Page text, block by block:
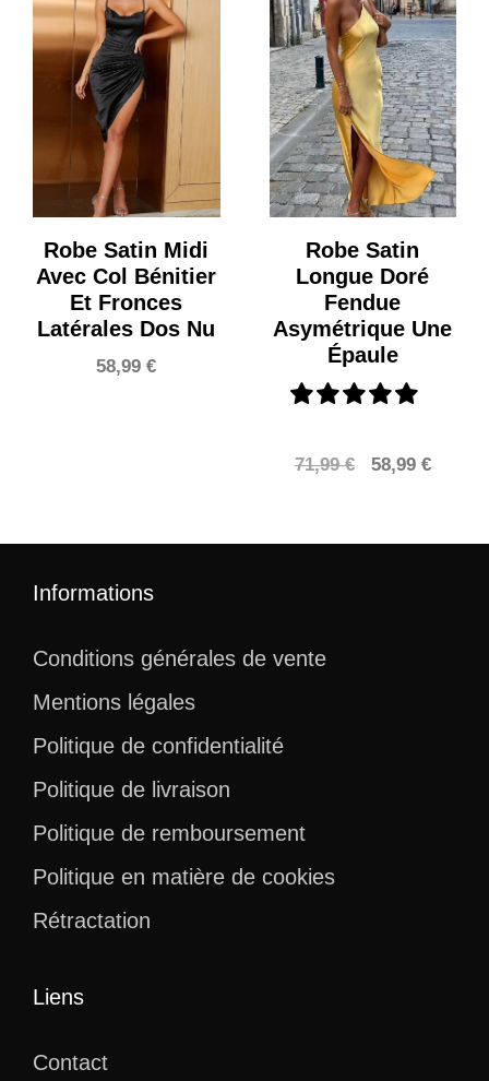
Robe Satin Midi
Avec Col Bénitier
Et Fronces
Latérales Dos Nu
58,99€
Robe Satin
Longue Doré
Fendue
Asymétrique Une
Épaule
71,99€
Le
était :
58,99 €Le
est :
Informations
Conditions générales de vente
Mentions légales
Politique de confidentialité
Politique de livraison
Politique de remboursement
Politique en matière de cookies
Rétractation
Liens
Contact